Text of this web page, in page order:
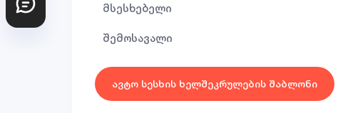
მსესხებელი
შემოსავალი
ავტო სესხის ხელშეკრულების შაბლონი